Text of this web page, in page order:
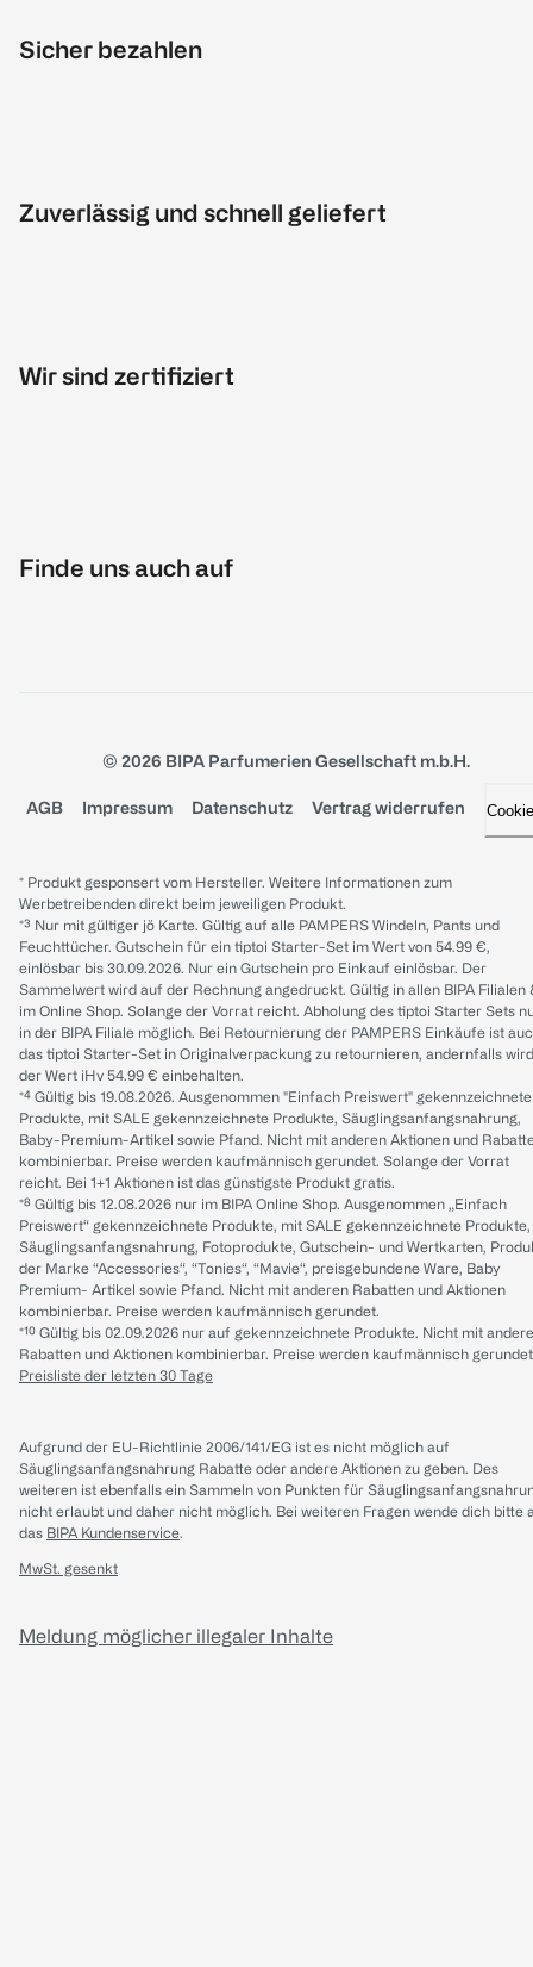
Sicher bezahlen
Zuverlässig und schnell geliefert
Wir sind zertifiziert
Finde uns auch auf
© 2026 BIPA Parfumerien Gesellschaft m.b.H.
AGB Impressum Datenschutz Vertrag widerrufen
* Produkt gesponsert vom Hersteller. Weitere Informationen zum
Werbetreibenden direkt beim jeweiligen Produkt.
*³ Nur mit gültiger jö Karte. Gültig auf alle PAMPERS Windeln, Pants und
Feuchttücher. Gutschein für ein tiptoi Starter-Set im Wert von 54.99 €,
einlösbar bis 30.09.2026. Nur ein Gutschein pro Einkauf einlösbar. Der
Sammelwert wird auf der Rechnung angedruckt. Gültig in allen BIPA Filialen
im Online Shop. Solange der Vorrat reicht. Abholung des tiptoi Starter Sets
in der BIPA Filiale möglich. Bei Retournierung der PAMPERS Einkäufe ist
das tiptoi Starter-Set in Originalverpackung zu retournieren, andernfalls wird
der Wert iHv 54.99 € einbehalten.
*⁴ Gültig bis 19.08.2026. Ausgenommen "Einfach Preiswert" gekennzeichnete
Produkte, mit SALE gekennzeichnete Produkte, Säuglingsanfangsnahrung,
Baby-Premium-Artikel sowie Pfand. Nicht mit anderen Aktionen und
kombinierbar. Preise werden kaufmännisch gerundet. Solange der Vorrat
reicht. Bei 1+1 Aktionen ist das günstigste Produkt gratis.
*⁸ Gültig bis 12.08.2026 nur im BIPA Online Shop. Ausgenommen „Einfach
Preiswert“ gekennzeichnete Produkte, mit SALE gekennzeichnete Produkte,
Säuglingsanfangsnahrung, Fotoprodukte, Gutschein- und Wertkarten,
der Marke “Accessories“, “Tonies“, “Mavie“, preisgebundene Ware, Baby
Premium- Artikel sowie Pfand. Nicht mit anderen Rabatten und Aktionen
kombinierbar. Preise werden kaufmännisch gerundet.
*¹⁰ Gültig bis 02.09.2026 nur auf gekennzeichnete Produkte. Nicht mit
Rabatten und Aktionen kombinierbar. Preise werden kaufmännisch
Preisliste der letzten 30 Tage
Aufgrund der EU-Richtlinie 2006/141/EG ist es nicht möglich auf
Säuglingsanfangsnahrung Rabatte oder andere Aktionen zu geben. Des
weiteren ist ebenfalls ein Sammeln von Punkten für
nicht erlaubt und daher nicht möglich. Bei weiteren Fragen wende dich bitte
das BIPA Kundenservice.
MwSt. gesenkt
Meldung möglicher illegaler Inhalte